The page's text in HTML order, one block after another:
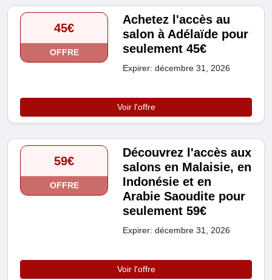
45€
OFFRE
Achetez l'accès au
salon à Adélaïde pour
seulement 45€
Expirer: décembre 31, 2026
Voir l'offre
59€
OFFRE
Découvrez l'accès aux
salons en Malaisie, en
Indonésie et en
Arabie Saoudite pour
seulement 59€
Expirer: décembre 31, 2026
Voir l'offre